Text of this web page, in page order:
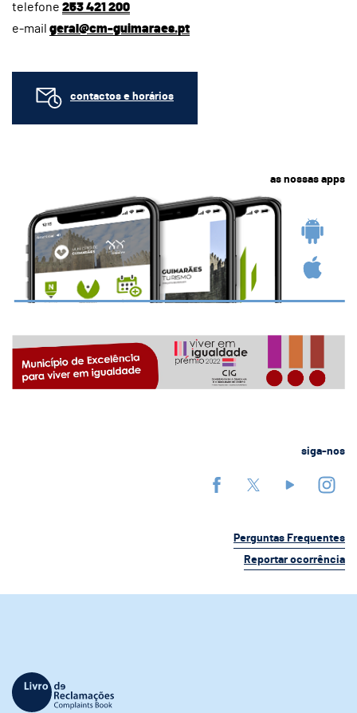
telefone 253 421 200
e-mail geral@cm-guimaraes.pt
contactos e horários
as nossas apps
siga-nos
Perguntas Frequentes
Reportar ocorrência